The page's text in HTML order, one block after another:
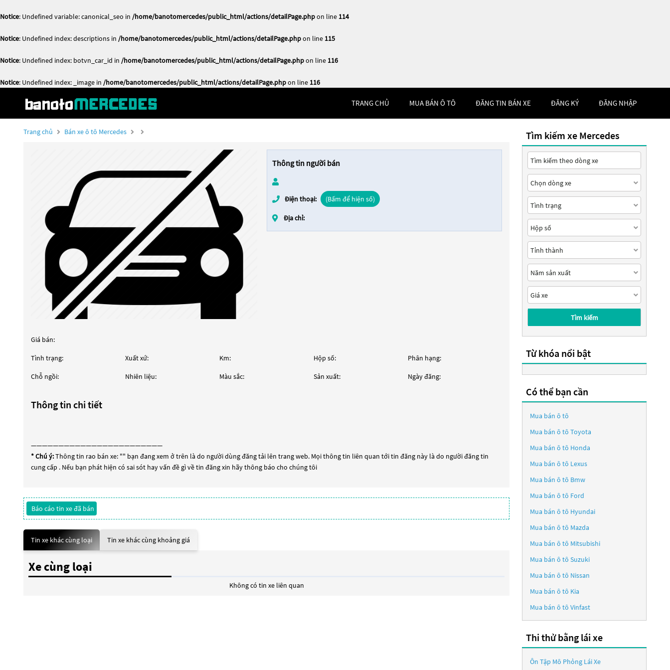
Notice: Undefined variable: canonical_seo in /home/banotomercedes/public_html/actions/detailPage.phpon line 114
Notice: Undefined index: descriptions in /home/banotomercedes/public_html/actions/detailPage.phpon line 115
Notice: Undefined index: botvn_car_id in /home/banotomercedes/public_html/actions/detailPage.phpon line 116
Notice: Undefined index: _image in /home/banotomercedes/public_html/actions/detailPage.phpon line 116
TRANG CHỦ MUA BÁN Ô TÔ ĐĂNG TIN BÁN XE ĐĂNG KÝ ĐĂNG NHẬP
Trang chủ Bán xe ô tô Mercedes
Thông tin người bán
Điện thoại: (Bấm để hiện số)
Địa chỉ:
Giá bán:
Tình trạng: Xuất xứ: Km: Hộp số: Phân hạng:
Chỗ ngồi: Nhiên liệu: Màu sắc: Sản xuất: Ngày đăng:
Thông tin chi tiết
————————————————————————
* Chú ý:Thông tin rao bán xe: "" bạn đang xem ở trên là do người dùng đăng tải lên trang web. Mọi thông tin liên quan tới tin đăng này là do người đăng tin
cung cấp . Nếu bạn phát hiện có sai sót hay vấn đề gì về tin đăng xin hãy thông báo cho chúng tôi
Báo cáo tin xe đã bán
Tin xe khác cùng loại Tin xe khác cùng khoảng giá
Xe cùng loại
Không có tin xe liên quan
Tìm kiếm xe Mercedes
Tìm kiếm
Từ khóa nổi bật
Có thể bạn cần
Mua bán ô tô
Mua bán ô tô Toyota
Mua bán ô tô Honda
Mua bán ô tô Lexus
Mua bán ô tô Bmw
Mua bán ô tô Ford
Mua bán ô tô Hyundai
Mua bán ô tô Mazda
Mua bán ô tô Mitsubishi
Mua bán ô tô Suzuki
Mua bán ô tô Nissan
Mua bán ô tô Kia
Mua bán ô tô Vinfast
Thi thử bằng lái xe
Ôn Tập Mô Phỏng Lái Xe